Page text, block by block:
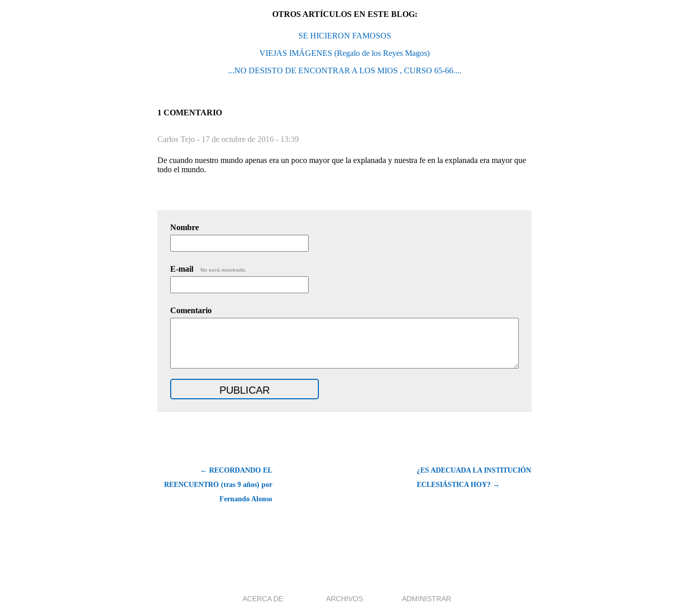
OTROS ARTÍCULOS EN ESTE BLOG:
SE HICIERON FAMOSOS
VIEJAS IMÁGENES (Regalo de los Reyes Magos)
...NO DESISTO DE ENCONTRAR A LOS MIOS , CURSO 65-66....
1 COMENTARIO
Carlos Tejo - 17 de octubre de 2016 - 13:39
De cuando nuestro mundo apenas era un poco mayor que la explanada y nuestra fe en la explanada era mayor que
todo el mundo.
Nombre
E-mail No será mostrado.
Comentario
← RECORDANDO EL
REENCUENTRO (tras 9 años) por
Fernando Alonso
¿ES ADECUADA LA INSTITUCIÓN
ECLESIÁSTICA HOY? →
ACERCA DE ARCHIVOS ADMINISTRAR